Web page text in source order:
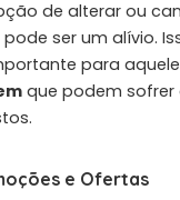
de alterar ou
ser um alívio.
para
que podem sofrer
e Ofertas